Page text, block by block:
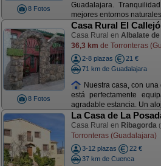
8 Fotos
Guadalajara.
mejores entornos
8 Fotos
Casa Rural El
Casa Rural en Albalate
36,3 km de Torronteras
2-8 plazas
21 €
71 km de Guadalajara
Nuestra casa, con
está perfectamente
agradable estancia. Un
La Casa de La
Casa Rural en Ribagorda
Torronteras (Guadalajara)
3-12 plazas
22 €
37 km de Cuenca